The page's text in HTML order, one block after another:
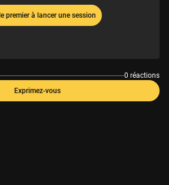
premier à lancer une session
0 réactions
Exprimez-vous